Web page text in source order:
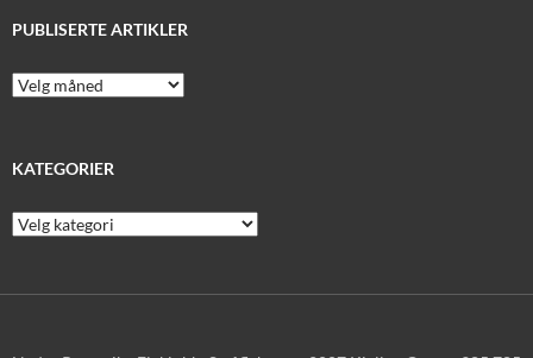
PUBLISERTE ARTIKLER
Publiserte
artikler
KATEGORIER
Kategorier